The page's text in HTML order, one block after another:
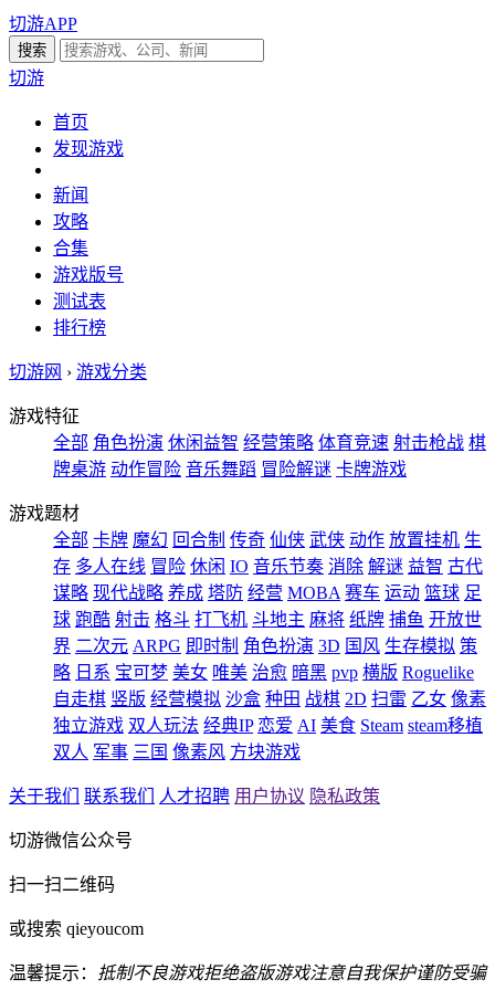
切游APP
切游
首页
发现游戏
新闻
攻略
合集
游戏版号
测试表
排行榜
切游网 › 游戏分类
游戏特征
全部 角色扮演 休闲益智 经营策略 体育竞速 射击枪战 棋
牌桌游 动作冒险 音乐舞蹈 冒险解谜 卡牌游戏
游戏题材
全部 卡牌 魔幻 回合制 传奇 仙侠 武侠 动作 放置挂机 生
存 多人在线 冒险 休闲 IO 音乐节奏 消除 解谜 益智 古代
谋略 现代战略 养成 塔防 经营 MOBA 赛车 运动 篮球 足
球 跑酷 射击 格斗 打飞机 斗地主 麻将 纸牌 捕鱼 开放世
界 二次元 ARPG 即时制 角色扮演 3D 国风 生存模拟 策
略 日系 宝可梦 美女 唯美 治愈 暗黑 pvp 横版 Roguelike
自走棋 竖版 经营模拟 沙盒 种田 战棋 2D 扫雷 乙女 像素
独立游戏 双人玩法 经典IP 恋爱 AI 美食 Steam steam移植
双人 军事 三国 像素风 方块游戏
关于我们 联系我们 人才招聘 用户协议 隐私政策
切游微信公众号
扫一扫二维码
或搜索 qieyoucom
温馨提示： 抵制不良游戏拒绝盗版游戏注意自我保护谨防受骗